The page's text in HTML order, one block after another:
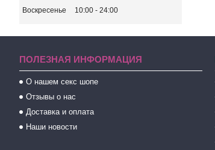
Воскресенье
10:00 24:00
ПОЛЕЗНАЯ ИНФОРМАЦИЯ
О нашем секс шопе
Отзывы о нас
Доставка и оплата
Наши новости